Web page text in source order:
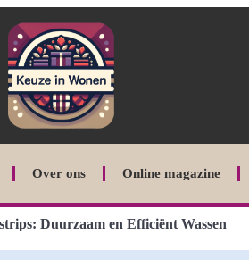
Over ons Online magazine
Duurzaam en Efficiënt Wassen